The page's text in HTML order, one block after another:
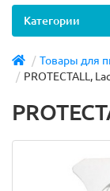
Категории
Товары для
PROTECTALL,